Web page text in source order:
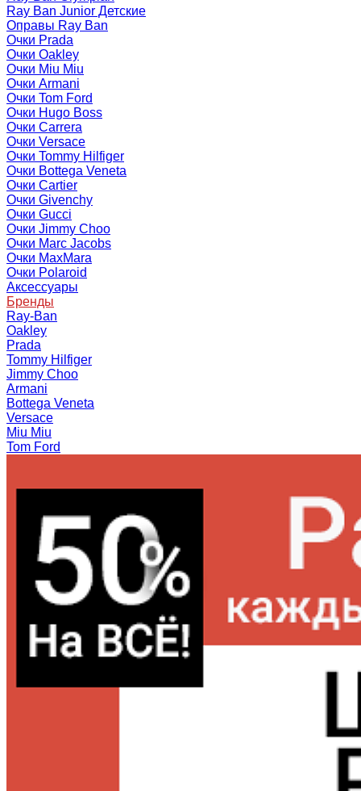
Ray Ban Junior Детские
Оправы Ray Ban
Очки Prada
Очки Oakley
Очки Miu Miu
Очки Armani
Очки Tom Ford
Очки Hugo Boss
Очки Carrera
Очки Versace
Очки Tommy Hilfiger
Очки Bottega Veneta
Очки Cartier
Очки Givenchy
Очки Gucci
Очки Jimmy Choo
Очки Marc Jacobs
Очки MaxMara
Очки Polaroid
Аксессуары
Бренды
Ray-Ban
Oakley
Prada
Tommy Hilfiger
Jimmy Choo
Armani
Bottega Veneta
Versace
Miu Miu
Tom Ford